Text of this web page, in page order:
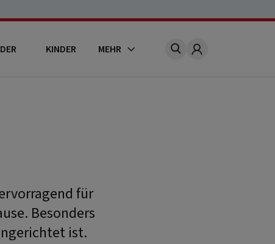
KINDER MEHR Account
für
Besonders
ist.